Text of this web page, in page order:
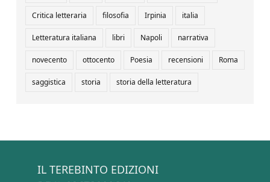
Critica letteraria filosofia Irpinia italia
Letteratura italiana libri Napoli narrativa
novecento ottocento Poesia recensioni Roma
saggistica storia storia della letteratura
IL TEREBINTO EDIZIONI